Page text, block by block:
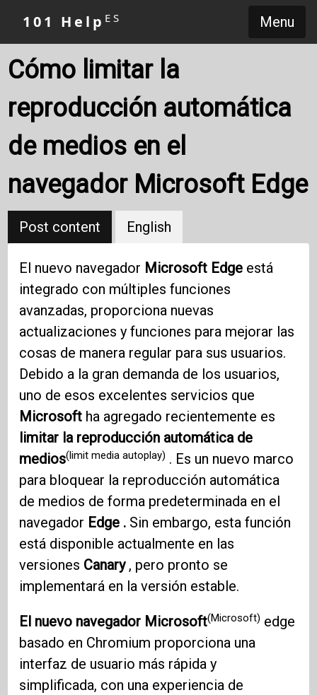
Menu
101 Help ES
Cómo limitar la
reproducción automática
de medios en el
navegador Microsoft Edge
Post content English
El nuevo navegador Microsoft Edge está
integrado con múltiples funciones
avanzadas, proporciona nuevas
actualizaciones y funciones para mejorar las
cosas de manera regular para sus usuarios.
Debido a la gran demanda de los usuarios,
uno de esos excelentes servicios que
Microsoft ha agregado recientemente es
limitar la reproducción automática de
medios(limit media autoplay) . Es un nuevo marco
para bloquear la reproducción automática
de medios de forma predeterminada en el
navegador Edge . Sin embargo, esta función
está disponible actualmente en las
versiones Canary, pero pronto se
implementará en la versión estable.
El nuevo navegador Microsoft(Microsoft) edge
basado en Chromium proporciona una
interfaz de usuario más rápida y
simplificada, con una experiencia de